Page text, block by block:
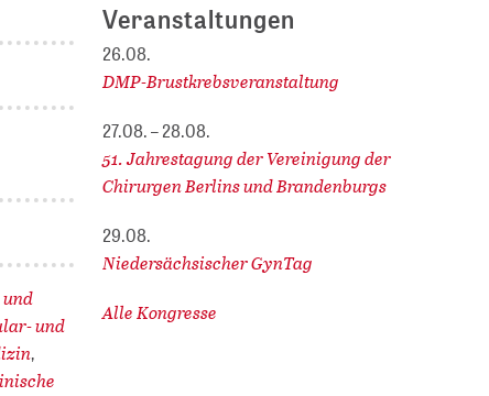
und
,
Veranstaltungen
26.08.
DMP-Brustkrebsveranstaltung
27.08. – 28.08.
51. Jahrestagung der Vereinigung der
Chirurgen Berlins und Brandenburgs
29.08.
Niedersächsischer GynTag
Alle Kongresse